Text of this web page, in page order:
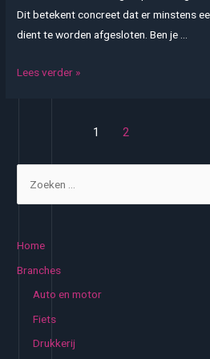
Dit betekent concreet dat er minstens
dient te worden afgesloten. Ben je …
Wat
bromfietsverzekering
markt?
Lees verder »
1 2
Home
Branches
Auto en motor
Fiets
Drukkerij